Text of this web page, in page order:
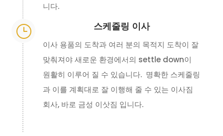
니다.
} 스케줄링 이사
이사 용품의 도착과 여러 분의 목적지 도착이 잘
맞춰져야 새로운 환경에서의 settle down이
원활히 이루어 질 수 있습니다. 명확한 스케줄링
과 이를 계획대로 잘 이행해 줄 수 있는 이사짐
회사, 바로 금성 이삿짐 입니다.